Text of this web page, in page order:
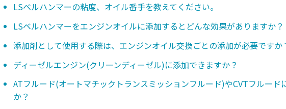
LSベルハンマーの粘度、オイル番手を教えてください。
LSベルハンマーをエンジンオイルに添加するとどんな効果がありますか？
添加剤として使用する際は、エンジンオイル交換ごとの添加が必要ですか
ディーゼルエンジン(クリーンディーゼル)に添加できますか？
ATフルード(オートマチックトランスミッションフルード)やCVTフルード
か？